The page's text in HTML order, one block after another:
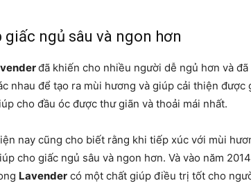
giấc ngủ sâu và ngon hơn
đã khiến cho nhiều người dễ ngủ hơn và
nhau để tạo ra mùi hương và giúp cải thiện được
cho đầu óc được thư giãn và thoải mái nhất.
nay cũng cho biết rằng khi tiếp xúc với mùi
cho giấc ngủ sâu và ngon hơn. Và vào năm
Lavender có một chất giúp điều trị tốt cho